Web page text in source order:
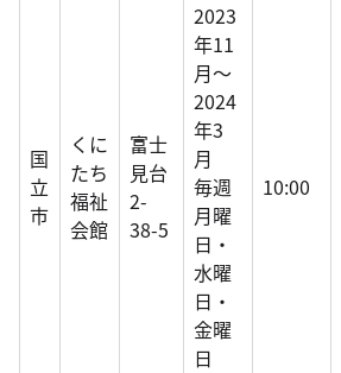
国
立
市
くに
たち
福祉
会館
富士
見台
2-
38-5
2023
年11
月～
2024
年3
月
毎週
月曜
日・
水曜
日・
金曜
日
10:00